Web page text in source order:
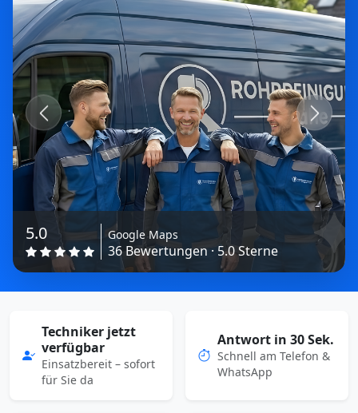
5.0 Google Maps
36 Bewertungen · 5.0 Sterne
Previous Next
Techniker jetzt
verfügbar
Einsatzbereit – sofort
für Sie da
Antwort in 30 Sek.
Schnell am Telefon &
WhatsApp